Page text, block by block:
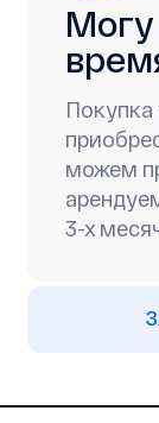
Могу
можем
3-х